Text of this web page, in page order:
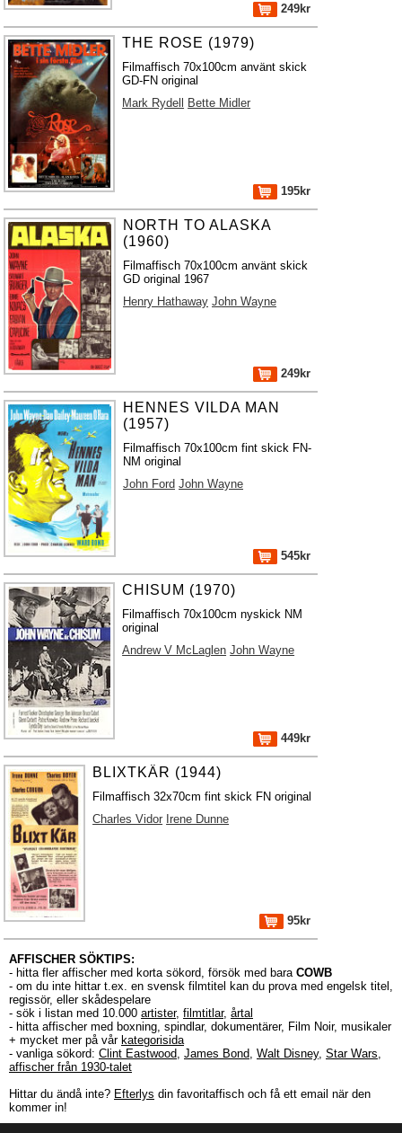
249kr
THE ROSE (1979)
Filmaffisch 70x100cm använt skick
GD-FN original
Mark Rydell
Bette Midler
195kr
NORTH TO ALASKA
(1960)
Filmaffisch 70x100cm använt skick
GD original 1967
Henry Hathaway John Wayne
249kr
HENNES VILDA MAN
(1957)
Filmaffisch 70x100cm fint skick FN-
NM original
John Ford John Wayne
545kr
CHISUM (1970)
Filmaffisch 70x100cm nyskick NM
original
Andrew V McLaglen John Wayne
449kr
BLIXTKÄR (1944)
Filmaffisch 32x70cm fint skick FN original
Charles Vidor Irene Dunne
95kr
AFFISCHER SÖKTIPS:
- hitta fler affischer med korta sökord, försök med bara COWB
- om du inte hittar t.ex. en svensk filmtitel kan du prova med engelsk titel,
regissör, eller skådespelare
- sök i listan med 10.000 artister, filmtitlar, årtal
- hitta affischer med boxning, spindlar, dokumentärer, Film Noir, musikaler
+ mycket mer på vår kategorisida
- vanliga sökord: Clint Eastwood, James Bond, Walt Disney, Star Wars,
affischer från 1930-talet
Hittar du ändå inte? Efterlys din favoritaffisch och få ett email när den
kommer in!